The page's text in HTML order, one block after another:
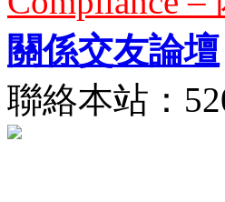
關係交友論壇
聯絡本站：